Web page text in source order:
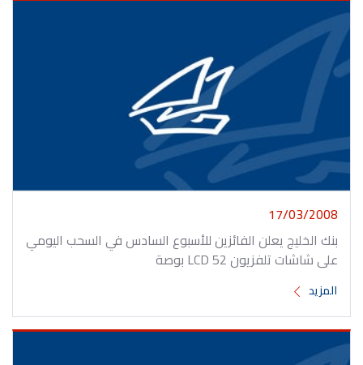
17/03/2008
بنك الخليج يعلن الفائزين للأسبوع السادس في السحب اليومي
على شاشات تلفزيون LCD 52 بوصة
المزيد